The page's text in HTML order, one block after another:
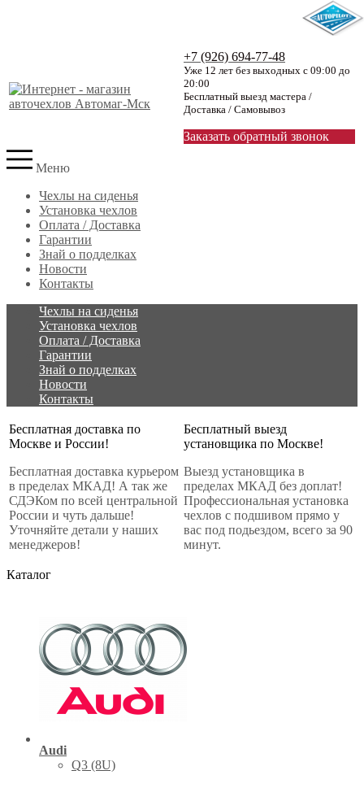
+7 (926) 694-77-48
Уже 12 лет без выходных с 09:00 до
20:00
Бесплатный выезд мастера /
Доставка / Самовывоз
Заказать обратный звонок
Меню
Чехлы на сиденья
Установка чехлов
Оплата / Доставка
Гарантии
Знай о подделках
Новости
Контакты
Чехлы на сиденья
Установка чехлов
Оплата / Доставка
Гарантии
Знай о подделках
Новости
Контакты
Бесплатная доставка по
Москве и России!
Бесплатная доставка курьером
в пределах МКАД! А так же
СДЭКом по всей центральной
России и чуть дальше!
Уточняйте детали у наших
менеджеров!
Бесплатный выезд
установщика по Москве!
Выезд установщика в
пределах МКАД без доплат!
Профессиональная установка
чехлов с подшивом прямо у
вас под подьездом, всего за 90
минут.
Каталог
Audi
Q3 (8U)